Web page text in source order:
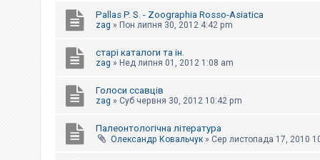
Pallas P. S. - Zoographia Rosso-Asiatica
zag » Пон липня 30, 2012 4:42 pm
старі каталоги та ін.
zag » Нед липня 01, 2012 1:08 am
Голоси ссавців
zag » Суб червня 30, 2012 10:42 pm
Палеонтологічна література
Олександр Ковальчук » Сер листопада 17, 2010